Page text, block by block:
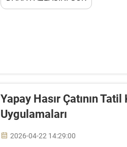
Yapay Hasır Çatının
Uygulamaları
2026-04-22 14:29:00